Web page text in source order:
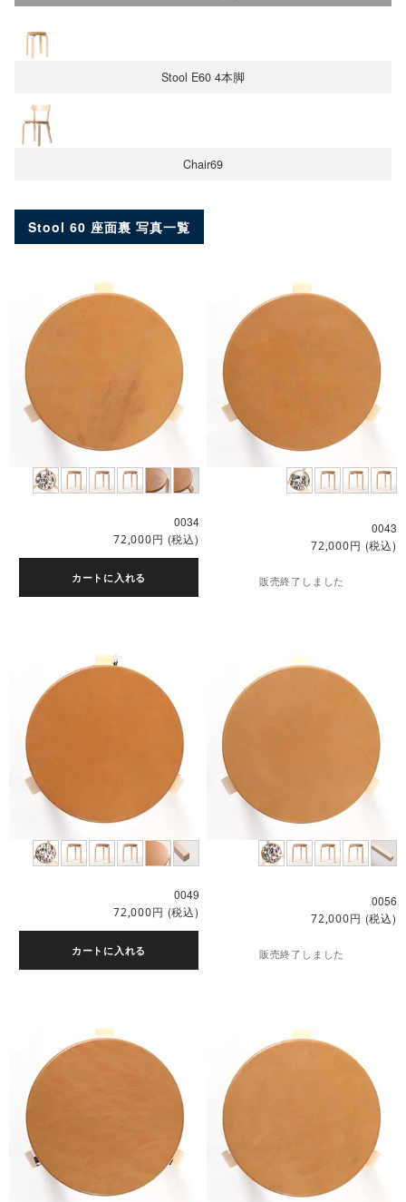
Stool E60 4本脚
Chair69
Stool 60 座面裏 写真一覧
0034
72,000円 (税込)
カートに入れる
0043
72,000円 (税込)
販売終了しました
0049
72,000円 (税込)
カートに入れる
0056
72,000円 (税込)
販売終了しました